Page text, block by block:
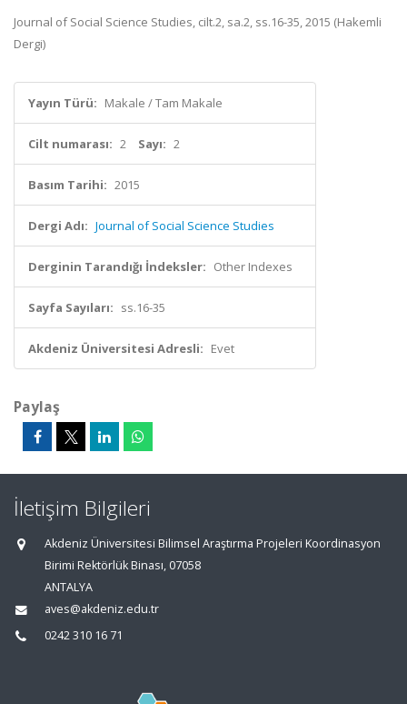
Journal of Social Science Studies, cilt.2, sa.2, ss.16-35, 2015 (Hakemli
Dergi)
Yayın Türü: Makale / Tam Makale
Cilt numarası: 2 Sayı: 2
Basım Tarihi: 2015
Dergi Adı: Journal of Social Science Studies
Derginin Tarandığı İndeksler: Other Indexes
Sayfa Sayıları: ss.16-35
Akdeniz Üniversitesi Adresli: Evet
Paylaş
İletişim Bilgileri
Akdeniz Üniversitesi Bilimsel Araştırma Projeleri Koordinasyon
Birimi Rektörlük Binası, 07058
ANTALYA
aves@akdeniz.edu.tr
0242 310 16 71